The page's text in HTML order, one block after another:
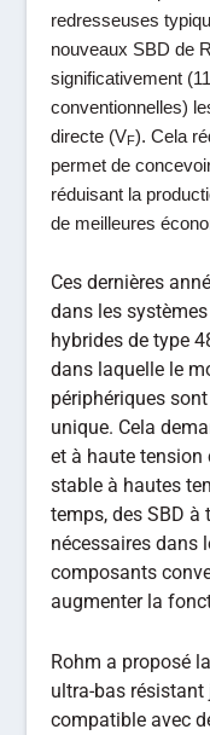
redresseuses
nouveaux SBD de
significativement
conventionnelles)
directe (VF). Cela
permet de
réduisant la
de meilleures
Ces dernières
dans les
hybrides de type
dans laquelle le
périphériques
unique. Cela
et à haute tension
stable à hautes
temps, des SBD à
nécessaires dans
composants
augmenter la
Rohm a proposé
ultra-bas résistant
compatible avec